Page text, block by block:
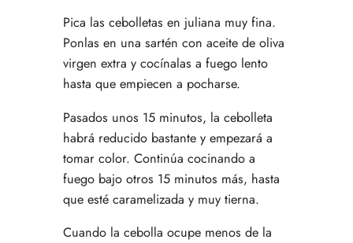
Pica las cebolletas en juliana muy fina.
Ponlas en una sartén con aceite de oliva
virgen extra y cocínalas a fuego lento
hasta que empiecen a pocharse.
Pasados unos 15 minutos, la cebolleta
habrá reducido bastante y empezará a
tomar color. Continúa cocinando a
fuego bajo otros 15 minutos más, hasta
que esté caramelizada y muy tierna.
Cuando la cebolla ocupe menos de la